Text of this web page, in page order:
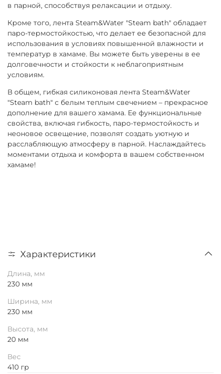
в парной, способствуя релаксации и отдыху.
Кроме того, лента Steam&Water "Steam bath" обладает
паро-термостойкостью, что делает ее безопасной для
использования в условиях повышенной влажности и
температур в хамаме. Вы можете быть уверены в ее
долговечности и стойкости к неблагоприятным
условиям.
В общем, гибкая силиконовая лента Steam&Water
"Steam bath" с белым теплым свечением – прекрасное
дополнение для вашего хамама. Ее функциональные
свойства, включая гибкость, паро-термостойкость и
неоновое освещение, позволят создать уютную и
расслабляющую атмосферу в парной. Наслаждайтесь
моментами отдыха и комфорта в вашем собственном
хамаме!
Характеристики
Длина, мм
230 мм
Ширина, мм
230 мм
Высота, мм
20 мм
Вес
410 гр